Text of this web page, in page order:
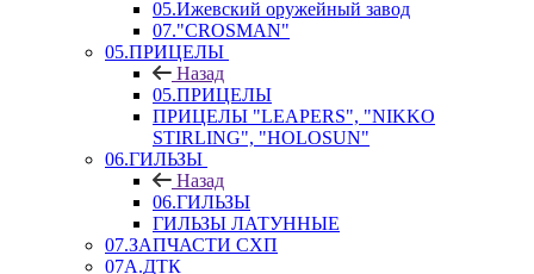
05.Ижевский оружейный завод
07."CROSMAN"
05.ПРИЦЕЛЫ
Назад
05.ПРИЦЕЛЫ
ПРИЦЕЛЫ "LEAPERS", "NIKKO
STIRLING", "HOLOSUN"
06.ГИЛЬЗЫ
Назад
06.ГИЛЬЗЫ
ГИЛЬЗЫ ЛАТУННЫЕ
07.ЗАПЧАСТИ СХП
07А.ДТК